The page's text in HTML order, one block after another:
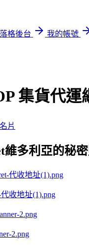
格後台
我的帳號
集貨代運
名片
維多利亞的秘
代收地址(1).png
2.png